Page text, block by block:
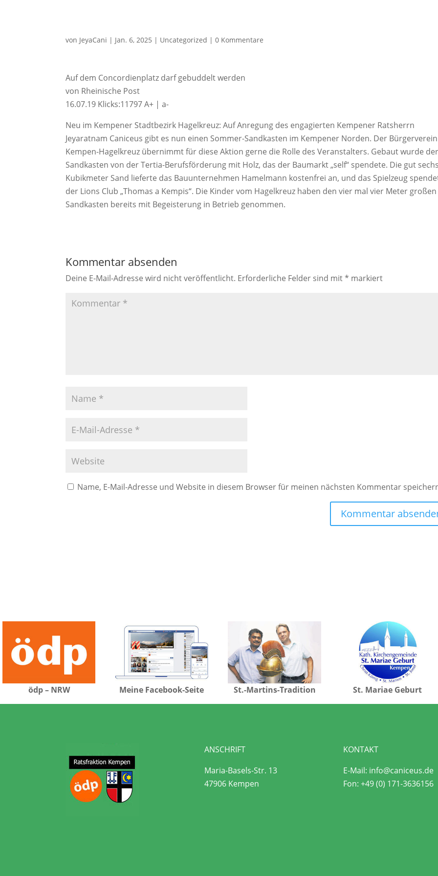
von JeyaCani | Jan. 6, 2025 | Uncategorized |0 Kommentare
Auf dem Concordienplatz darf gebuddelt werden
von Rheinische Post
16.07.19 Klicks:11797 A+ | a-
Neu im Kempener Stadtbezirk Hagelkreuz: Auf Anregung des engagierten Kempener Ratsherrn
Jeyaratnam Caniceus gibt es nun einen Sommer-Sandkasten im Kempener Norden. Der Bürgerverein
Kempen-Hagelkreuz übernimmt für diese Aktion gerne die Rolle des Veranstalters. Gebaut wurde
Sandkasten von der Tertia-Berufsförderung mit Holz, das der Baumarkt „self“ spendete. Die gut
Kubikmeter Sand lieferte das Bauunternehmen Hamelmann kostenfrei an, und das Spielzeug
der Lions Club „Thomas a Kempis“. Die Kinder vom Hagelkreuz haben den vier mal vier Meter großen
Sandkasten bereits mit Begeisterung in Betrieb genommen.
Kommentar absenden
Deine E-Mail-Adresse wird nicht veröffentlicht. Erforderliche Felder sind mit* markiert
Name, E-Mail-Adresse und Website in diesem Browser für meinen nächsten Kommentar
ödp – NRW Meine Facebook-Seite St.-Martins-Tradition St. Mariae Geburt
ANSCHRIFT
Maria-Basels-Str. 13
47906 Kempen
KONTAKT
E-Mail: info@caniceus.de
Fon: +49 (0) 171-3636156